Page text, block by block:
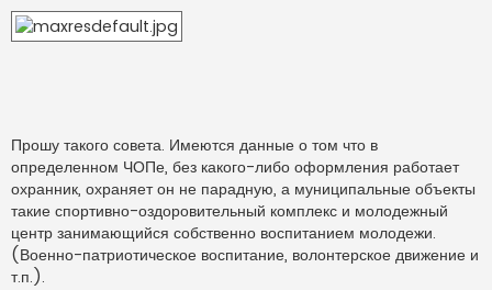
п
р
о
о
с
о
о
б
щ
е
н
и
Прошу такого совета. Имеются данные о том что в
определенном ЧОПе, без какого-либо оформления работает
охранник, охраняет он не парадную, а муниципальные объекты
такие спортивно-оздоровительный комплекс и молодежный
центр занимающийся собственно воспитанием молодежи.
(Военно-патриотическое воспитание, волонтерское движение и
т.п.).